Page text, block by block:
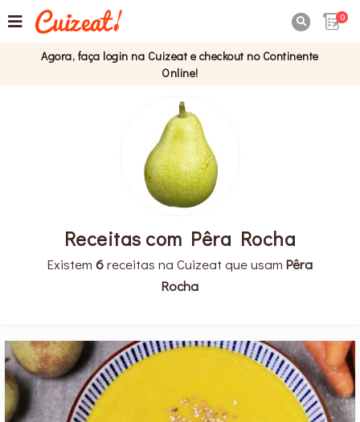
0
Agora, faça login na Cuizeat e checkout no Continente
Online!
Receitas com Pêra Rocha
Existem 6receitas na Cuizeat que usam Pêra
Rocha